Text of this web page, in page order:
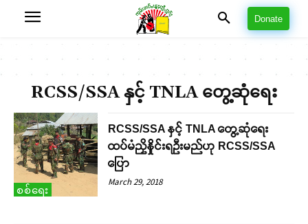
Donate
RCSS/SSA နှင့် TNLA တွေ့ဆုံရေး
စစ်ရေး
RCSS/SSA နှင့် TNLA တွေ့ဆုံရေး
ထပ်မံညှိနှိုင်းရဦးမည်ဟု RCSS/SSA
ပြော
March 29, 2018